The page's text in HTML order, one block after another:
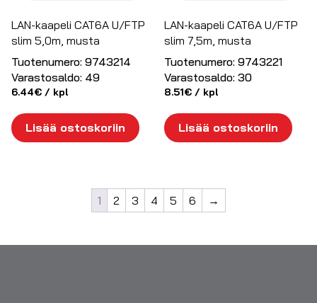
LAN-kaapeli CAT6A U/FTP
slim 5,0m, musta
Tuotenumero: 9743214
Varastosaldo: 49
6.44€ / kpl
Lisää ostoskoriin
LAN-kaapeli CAT6A U/FTP
slim 7,5m, musta
Tuotenumero: 9743221
Varastosaldo: 30
8.51€ / kpl
Lisää ostoskoriin
1 2 3 4 5 6 →